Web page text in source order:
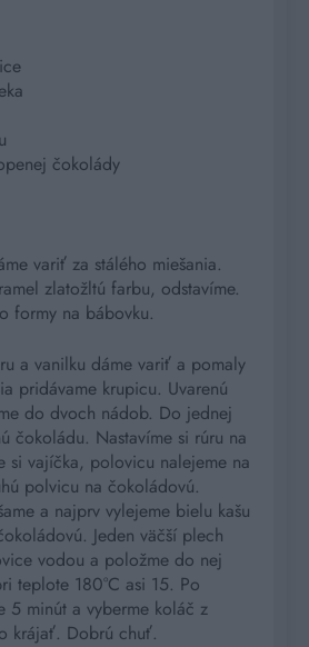
čokolády
variť za stálého miešania.
zlatožltú farbu, odstavíme.
formy na bábovku.
a vanilku dáme variť a pomaly
pridávame krupicu. Uvarenú
do dvoch nádob. Do jednej
čokoládu. Nastavíme si rúru na
si vajíčka, polovicu nalejeme na
polvicu na čokoládovú.
a najprv vylejeme bielu kašu
Jeden väčší plech
vodou a položme do nej
teplote 180°C asi 15. Po
5 minút a vyberme koláč z
krájať. Dobrú chuť.